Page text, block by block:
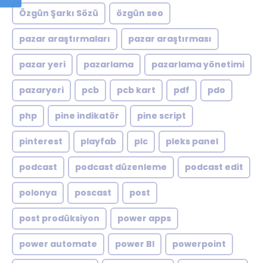
Özgün Şarkı Sözü özgün seo
pazar araştırmaları pazar araştırması
pazar yeri pazarlama pazarlama yönetimi
pazaryeri pcb pcb kart pdf pdo
php pine indikatör pine script
pinterest playfab plc pleks panel
podcast podcast düzenleme podcast edit
polonya poscast post
post prodüksiyon power apps
power automate power BI powerpoint